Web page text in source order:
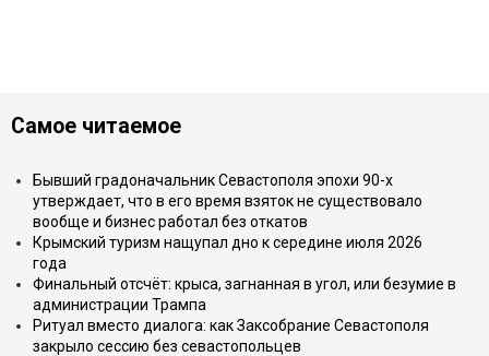
Самое читаемое
Бывший градоначальник Севастополя эпохи 90-х
утверждает, что в его время взяток не существовало
вообще и бизнес работал без откатов
Крымский туризм нащупал дно к середине июля 2026
года
Финальный отсчёт: крыса, загнанная в угол, или безумие в
администрации Трампа
Ритуал вместо диалога: как Заксобрание Севастополя
закрыло сессию без севастопольцев